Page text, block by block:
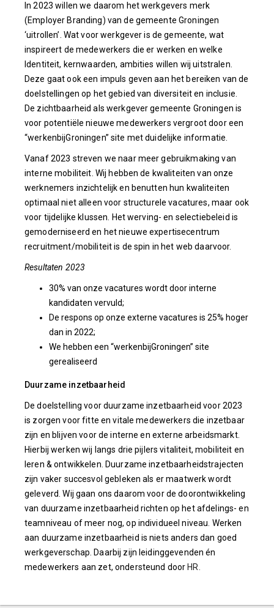
In 2023 willen we daarom het werkgevers merk
(Employer Branding) van de gemeente Groningen
‘uitrollen’. Wat voor werkgever is de gemeente, wat
inspireert de medewerkers die er werken en welke
Identiteit, kernwaarden, ambities willen wij uitstralen.
Deze gaat ook een impuls geven aan het bereiken van de
doelstellingen op het gebied van diversiteit en inclusie.
De zichtbaarheid als werkgever gemeente Groningen is
voor potentiële nieuwe medewerkers vergroot door een
“werkenbijGroningen” site met duidelijke informatie.
Vanaf 2023 streven we naar meer gebruikmaking van
interne mobiliteit. Wij hebben de kwaliteiten van onze
werknemers inzichtelijk en benutten hun kwaliteiten
optimaal niet alleen voor structurele vacatures, maar ook
voor tijdelijke klussen. Het werving- en selectiebeleid is
gemoderniseerd en het nieuwe expertisecentrum
recruitment/mobiliteit is de spin in het web daarvoor.
Resultaten 2023
30% van onze vacatures wordt door interne
kandidaten vervuld;
De respons op onze externe vacatures is 25% hoger
dan in 2022;
We hebben een “werkenbijGroningen” site
gerealiseerd
Duurzame inzetbaarheid
De doelstelling voor duurzame inzetbaarheid voor 2023
is zorgen voor fitte en vitale medewerkers die inzetbaar
zijn en blijven voor de interne en externe arbeidsmarkt.
Hierbij werken wij langs drie pijlers vitaliteit, mobiliteit en
leren & ontwikkelen. Duurzame inzetbaarheidstrajecten
zijn vaker succesvol gebleken als er maatwerk wordt
geleverd. Wij gaan ons daarom voor de doorontwikkeling
van duurzame inzetbaarheid richten op het afdelings- en
teamniveau of meer nog, op individueel niveau. Werken
aan duurzame inzetbaarheid is niets anders dan goed
werkgeverschap. Daarbij zijn leidinggevenden én
medewerkers aan zet, ondersteund door HR.